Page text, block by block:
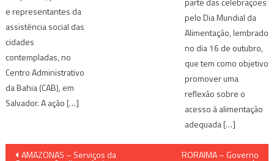
e representantes da
assistência social das
cidades
contempladas, no
Centro Administrativo
da Bahia (CAB), em
Salvador. A ação […]
pelo Dia Mundial da
Alimentação, lembrado
no dia 16 de outubro,
que tem como objetivo
promover uma
reflexão sobre o
acesso à alimentação
adequada […]
Navegação
AMAZONAS – Serviços da RORAIMA – Governo